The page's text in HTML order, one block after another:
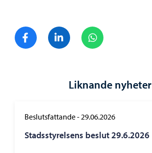
Dela på FacebookDela på LinkedIn
Liknande nyheter
Beslutsfattande-29.06.2026
Stadsstyrelsens beslut 29.6.2026